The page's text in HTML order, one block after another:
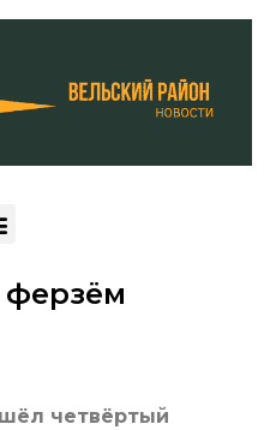
четвёртый